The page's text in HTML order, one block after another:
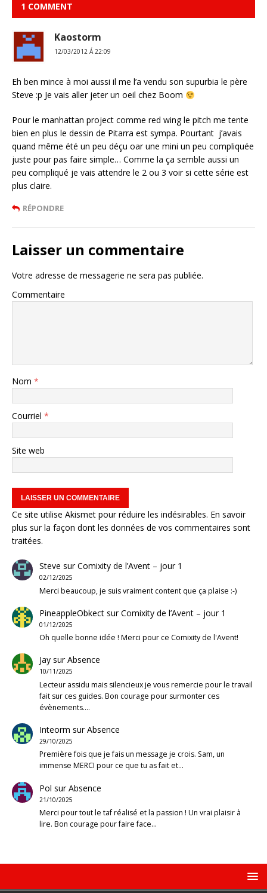
1 COMMENT
Kaostorm
12/03/2012 Á 22:09
Eh ben mince à moi aussi il me l’a vendu son supurbia le père
Steve :p Je vais aller jeter un oeil chez Boom
Pour le manhattan project comme red wing le pitch me tente
bien en plus le dessin de Pitarra est sympa. Pourtant j’avais
quand même été un peu déçu oar une mini un peu compliquée
juste pour pas faire simple… Comme la ça semble aussi un
peu compliqué je vais attendre le 2 ou 3 voir si cette série est
plus claire.
RÉPONDRE
Laisser un commentaire
Votre adresse de messagerie ne sera pas publiée.
Commentaire
Nom *
Courriel *
Site web
Ce site utilise Akismet pour réduire les indésirables. En savoir
plus sur la façon dont les données de vos commentaires sont
traitées.
Steve surComixity de l’Avent – jour 1
02/12/2025
Merci beaucoup, je suis vraiment content que ça plaise :-)
PineappleObkectsurComixity de l’Avent – jour 1
01/12/2025
Oh quelle bonne idée ! Merci pour ce Comixity de l'Avent!
JaysurAbsence
10/11/2025
Lecteur assidu mais silencieux je vous remercie pour le travail
fait sur ces guides. Bon courage pour surmonter ces
évènements.…
Inteorm surAbsence
29/10/2025
Première fois que je fais un message je crois. Sam, un
immense MERCI pour ce que tu as fait et…
Pol surAbsence
21/10/2025
Merci pour tout le taf réalisé et la passion ! Un vrai plaisir à
lire. Bon courage pour faire face…